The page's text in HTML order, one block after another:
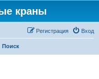
краны
Вход
Регистрация
Поиск